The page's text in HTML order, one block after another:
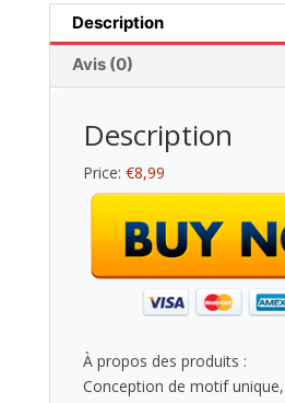
Description
Avis (0)
Description
Price: €8,99
À propos des produits :
Conception de motif